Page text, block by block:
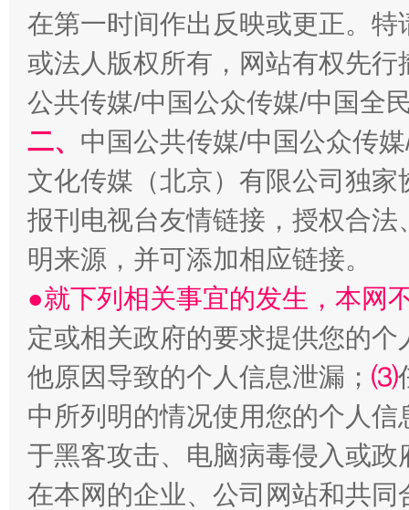
“刷贴”乱象丛生
生
揭批美国五大"原罪" "炒
在第一时间作出反映或更正。
或法人版权所有，网站有权先
公共传媒/中国公众传媒/中国全
二、 中国公共传媒/中国公众传
文化传媒（北京）有限公司独
报刊电视台友情链接，授权合
明来源，并可添加相应链接。
●就下列相关事宜的发生，本网
定或相关政府的要求提供您的个
他原因导致的个人信息泄漏； ⑶
中所列明的情况使用您的个人
于黑客攻击、电脑病毒侵入或
在本网的企业、公司网站和共